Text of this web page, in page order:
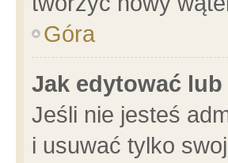
Góra
Jak edytować
Jeśli nie jesteś
i usuwać tylko